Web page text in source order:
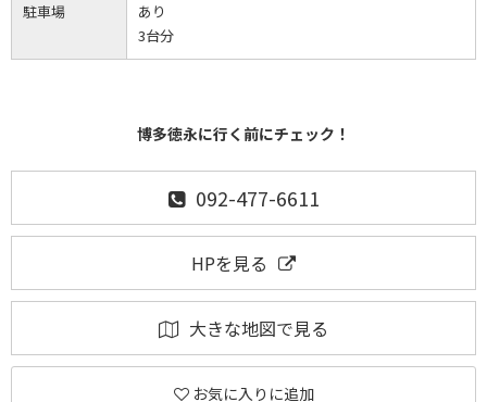
駐車場
あり
3台分
博多徳永に行く前にチェック！
092-477-6611
HPを見る
大きな地図で見る
お気に入りに追加